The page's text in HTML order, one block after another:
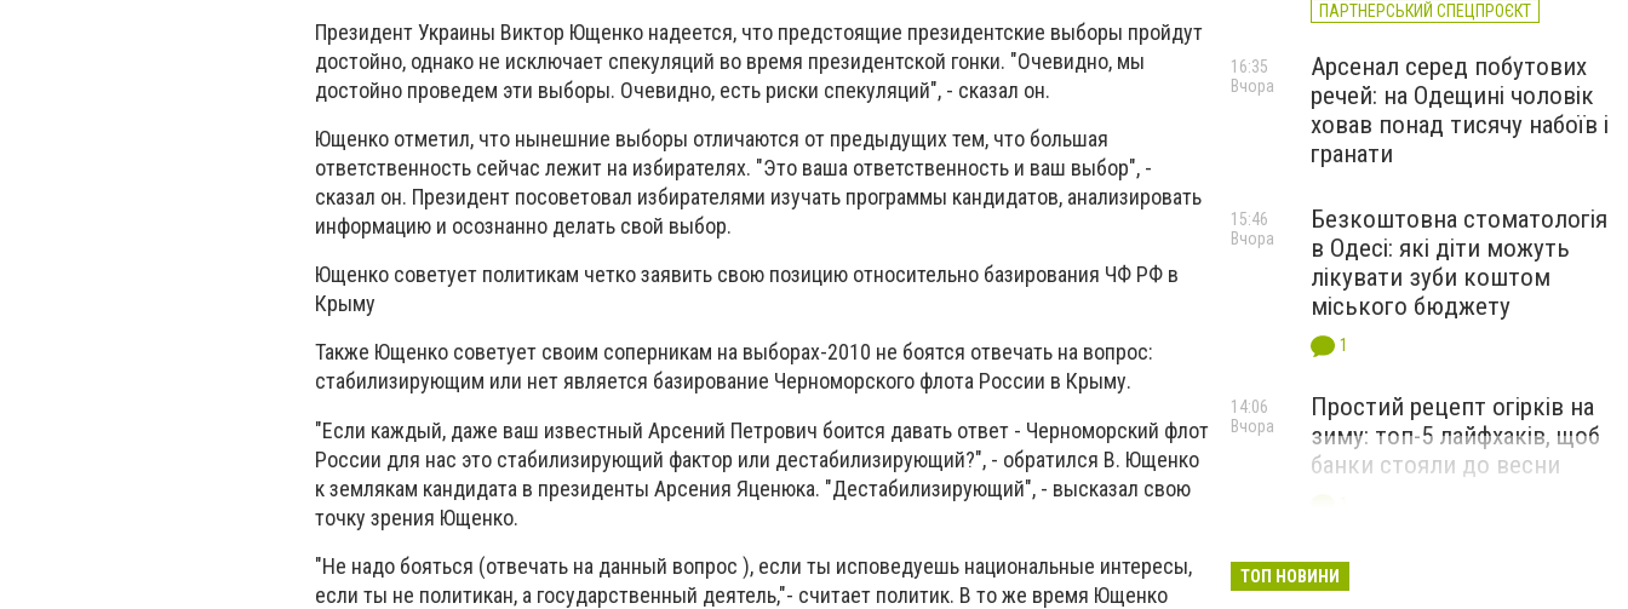
Президент Украины Виктор Ющенко надеется, что предстоящие президентские выборы пройдут
достойно, однако не исключает спекуляций во время президентской гонки. "Очевидно, мы
достойно проведем эти выборы. Очевидно, есть риски спекуляций", - сказал он.
Ющенко отметил, что нынешние выборы отличаются от предыдущих тем, что большая
ответственность сейчас лежит на избирателях. "Это ваша ответственность и ваш выбор", -
сказал он. Президент посоветовал избирателями изучать программы кандидатов, анализировать
информацию и осознанно делать свой выбор.
Ющенко советует политикам четко заявить свою позицию относительно базирования ЧФ РФ в
Крыму
Также Ющенко советует своим соперникам на выборах-2010 не боятся отвечать на вопрос:
стабилизирующим или нет является базирование Черноморского флота России в Крыму.
"Если каждый, даже ваш известный Арсений Петрович боится давать ответ - Черноморский флот
России для нас это стабилизирующий фактор или дестабилизирующий?", - обратился В. Ющенко
к землякам кандидата в президенты Арсения Яценюка. "Дестабилизирующий", - высказал свою
точку зрения Ющенко.
"Не надо бояться (отвечать на данный вопрос ), если ты исповедуешь национальные интересы,
если ты не политикан, а государственный деятель,"- считает политик. В то же время Ющенко
ПАРТНЕРСЬКИЙ СПЕЦПРОЄКТ
Арсенал серед побутових
речей: на Одещині чоловік
ховав понад тисячу набоїв і
гранати
16:35
Вчора
Безкоштовна стоматологія
в Одесі: які діти можуть
лікувати зуби коштом
міського бюджету
1
15:46
Вчора
Простий рецепт огірків на
зиму: топ-5 лайфхаків, щоб
банки стояли до весни
14:06
Вчора
ТОП НОВИНИ